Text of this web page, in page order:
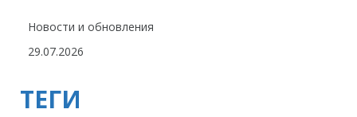
Новости и обновления
29.07.2026
ТЕГИ